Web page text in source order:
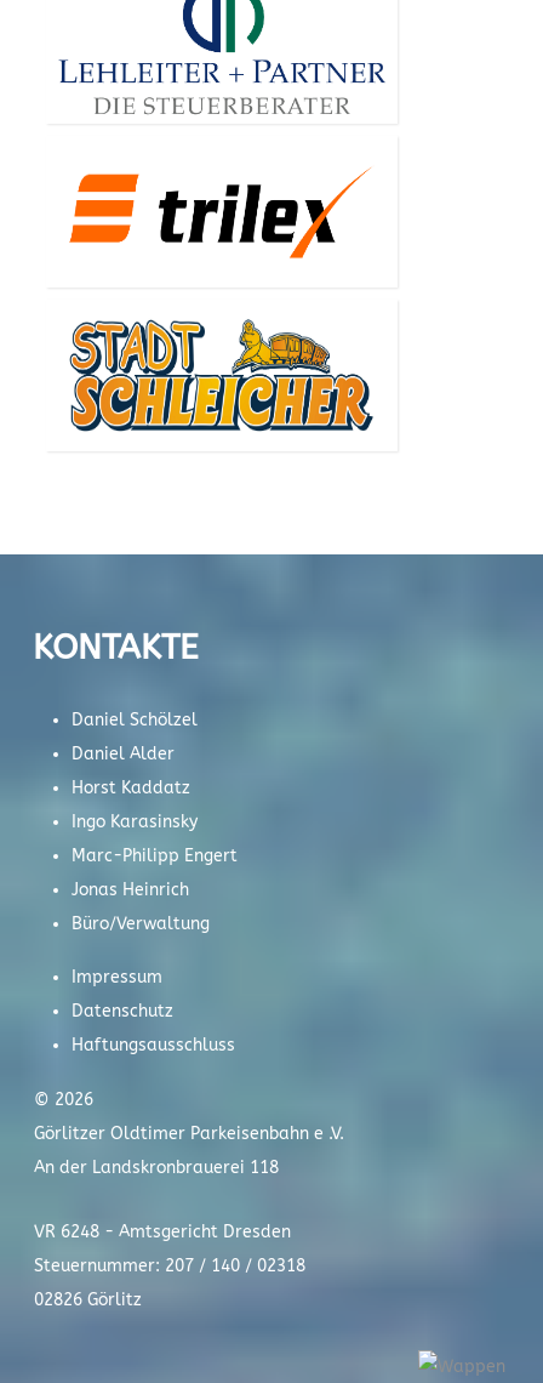
KONTAKTE
Daniel Schölzel
Daniel Alder
Horst Kaddatz
Ingo Karasinsky
Marc-Philipp Engert
Jonas Heinrich
Büro/Verwaltung
Impressum
Datenschutz
Haftungsausschluss
© 2026
Görlitzer Oldtimer Parkeisenbahn e .V.
An der Landskronbrauerei 118
VR 6248 - Amtsgericht Dresden
Steuernummer: 207 / 140 / 02318
02826 Görlitz